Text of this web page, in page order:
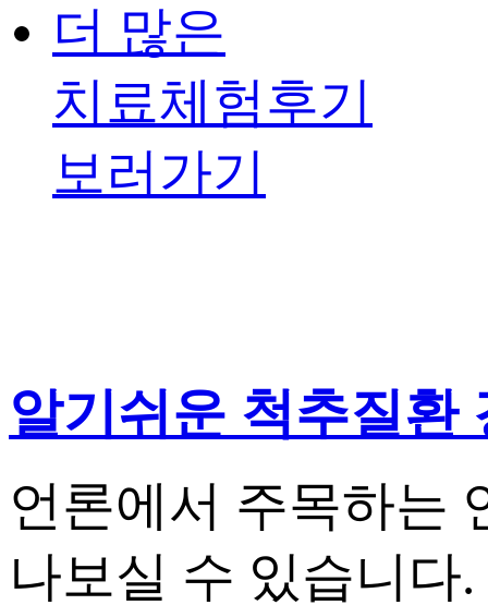
더 많은
치료체험후기
보러가기
알기쉬운 척추질환
언론에서 주목하는
나보실 수 있습니다.